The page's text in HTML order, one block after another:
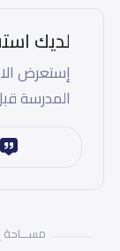
لديك
إستعرض
المدرسة
مســـاحة